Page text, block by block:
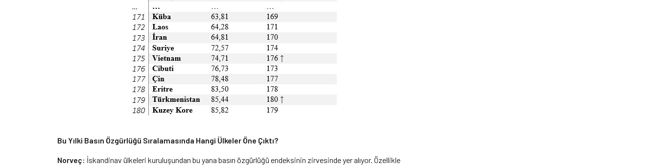
Bu Yılki Basın Özgürlüğü Sıralamasında Hangi Ülkeler Öne Çıktı?
Norveç: İskandinav ülkeleri kuruluşundan bu yana basın özgürlüğü endeksinin zirvesinde yer alıyor. Özellikle